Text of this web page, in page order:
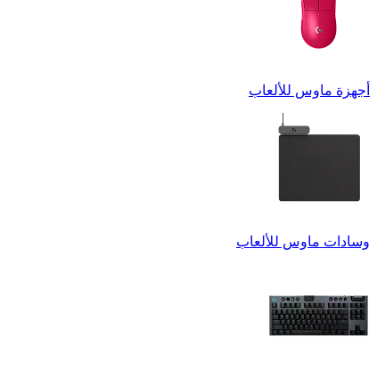
أجهزة ماوس للألعاب
وسادات ماوس للألعاب